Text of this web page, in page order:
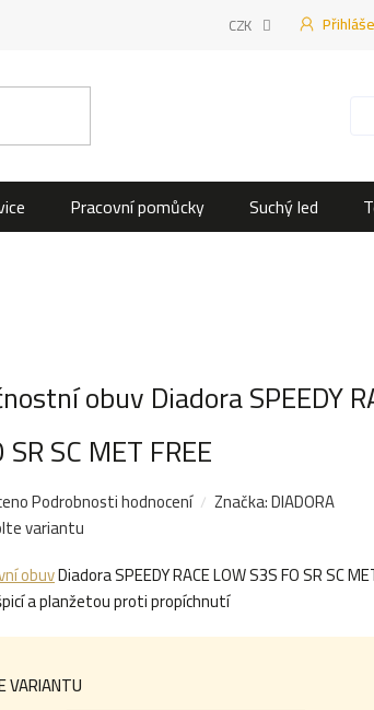
CZK
Pracovní pomůcky Suchý led
obuv Diadora SPEEDY
SC MET FREE
Podrobnosti hodnocení Značka:DIADORA
variantu
obuvDiadora SPEEDY RACE LOW S3S FO SR SC
a planžetou proti propíchnutí
VARIANTU